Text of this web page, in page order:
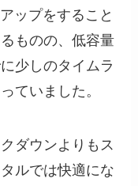
ップをすること
ものの、低容量
少しのタイムラ
ていました。
ダウンよりもス
ルでは快適にな